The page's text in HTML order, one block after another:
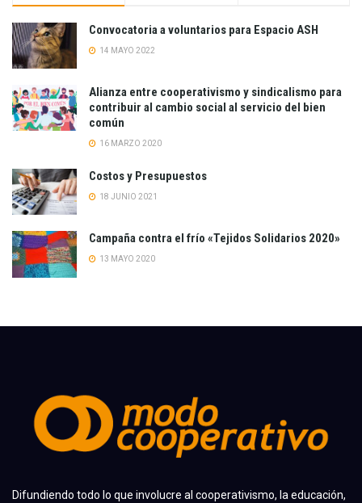
Convocatoria a voluntarios para Espacio ASH
14 MAYO 2022
Alianza entre cooperativismo y sindicalismo para
contribuir al cambio social al servicio del bien
común
16 MARZO 2020
Costos y Presupuestos
18 JUNIO 2021
Campaña contra el frío «Tejidos Solidarios 2020»
13 MAYO 2020
Difundiendo todo lo que involucre al cooperativismo, la educación,